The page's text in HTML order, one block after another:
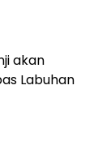
akan
Labuhan